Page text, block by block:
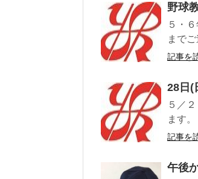
野球
５・
まで
記事を
28日(
５／
ます
記事を
午後